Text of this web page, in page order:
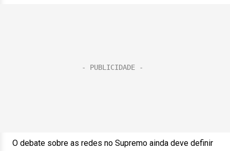
O debate sobre as redes no Supremo ainda deve definir